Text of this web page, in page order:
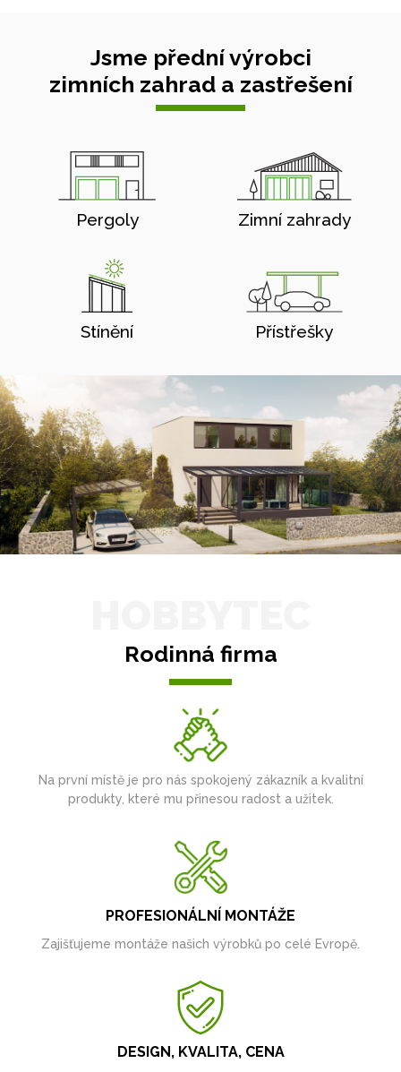
Jsme přední výrobci
zimních zahrad a zastřešení
Pergoly Zimní zahrady
Stínění Přístřešky
Rodinná firma
Na první místě je pro nás spokojený zákazník a kvalitní
produkty, které mu přinesou radost a užitek.
PROFESIONÁLNÍ MONTÁŽE
Zajišťujeme montáže našich výrobků po celé Evropě.
DESIGN, KVALITA, CENA